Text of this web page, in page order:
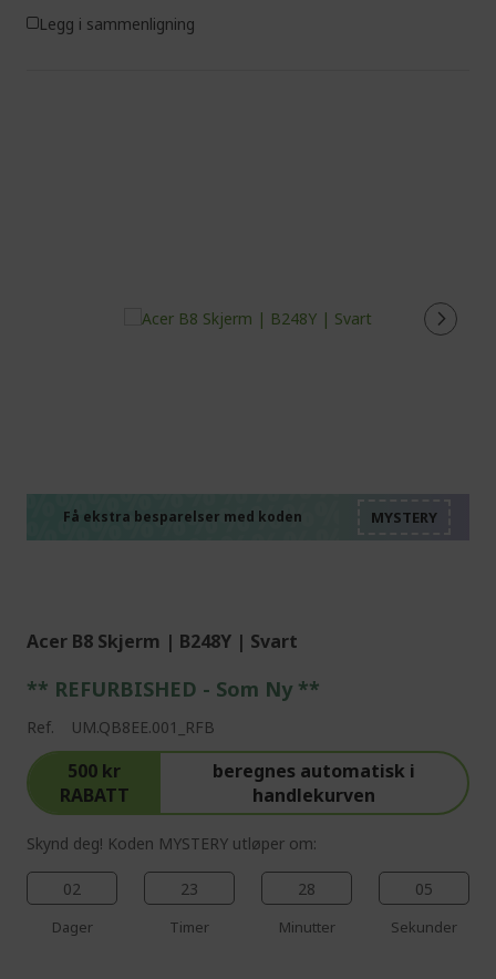
Legg i sammenligning
Få ekstra besparelser med koden
Acer B8 Skjerm | B248Y | Svart
** REFURBISHED - Som Ny **
Ref. UM.QB8EE.001_RFB
500 kr
RABATT
beregnes automatisk i
handlekurven
Skynd deg! Koden MYSTERY utløper om:
02
Dager
23
Timer
28
Minutter
03
Sekunder